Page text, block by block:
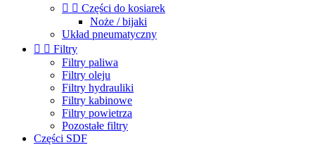
  Części do kosiarek
Noże / bijaki
Układ pneumatyczny
  Filtry
Filtry paliwa
Filtry oleju
Filtry hydrauliki
Filtry kabinowe
Filtry powietrza
Pozostałe filtry
Części SDF